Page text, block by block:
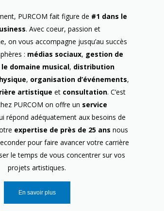
PURCOM fait figure de #1 dans le
. Avec coeur, passion et
on vous accompagne jusqu’au succès
: médias sociaux, gestion de
domaine musical, distribution
, organisation d’événements,
artistique et consultation. C’est
PURCOM on offre un service
répond adéquatement aux besoins de
expertise de près de 25 ans nous
pour faire avancer votre carrière
le temps de vous concentrer sur vos
projets artistiques.
En savoir plus